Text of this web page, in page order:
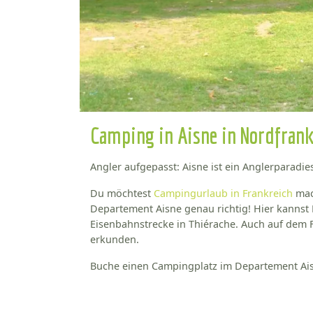
Camping in Aisne in
Angler aufgepasst: Aisne ist ein
Du möchtest Campingurlaub in Frankreich
Departement Aisne genau richtig! Hier
Eisenbahnstrecke in Thiérache. Auch auf
erkunden.
Buche einen Campingplatz im Departement